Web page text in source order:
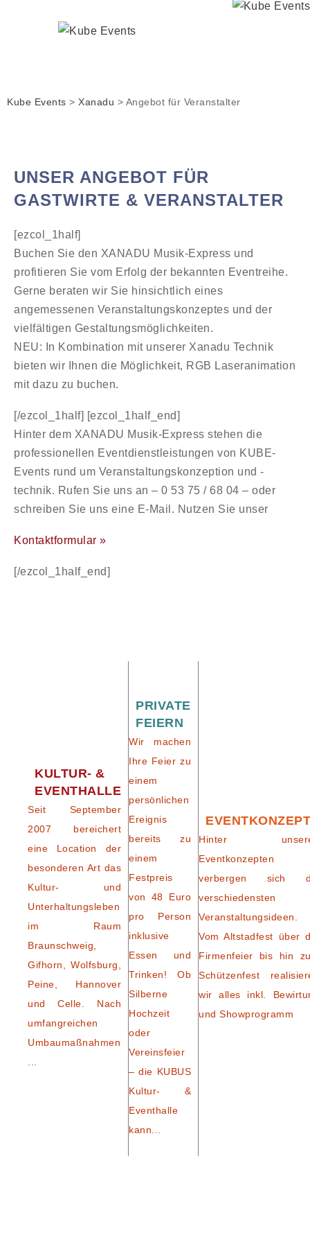
Kube Events > Xanadu > Angebot für Veranstalter
UNSER ANGEBOT FÜR
GASTWIRTE & VERANSTALTER
[ezcol_1half]
Buchen Sie den XANADU Musik-Express und
profitieren Sie vom Erfolg der bekannten Eventreihe.
Gerne beraten wir Sie hinsichtlich eines
angemessenen Veranstaltungskonzeptes und der
vielfältigen Gestaltungsmöglichkeiten.
NEU: In Kombination mit unserer Xanadu Technik
bieten wir Ihnen die Möglichkeit, RGB Laseranimation
mit dazu zu buchen.
[/ezcol_1half] [ezcol_1half_end]
Hinter dem XANADU Musik-Express stehen die
professionellen Eventdienstleistungen von KUBE-
Events rund um Veranstaltungskonzeption und -
technik. Rufen Sie uns an – 0 53 75 / 68 04 – oder
schreiben Sie uns eine E-Mail. Nutzen Sie unser
Kontaktformular »
[/ezcol_1half_end]
KULTUR- &
EVENTHALLE
Seit September
2007 bereichert
eine Location der
besonderen Art das
Kultur- und
Unterhaltungsleben
im Raum
Braunschweig,
Gifhorn, Wolfsburg,
Peine, Hannover
und Celle. Nach
umfangreichen
Umbaumaßnahmen
PRIVATE
FEIERN
Wir machen
Ihre Feier zu
einem
persönlichen
Ereignis
bereits zu
einem
Festpreis
von 48 Euro
pro Person
inklusive
Essen und
Trinken! Ob
Silberne
Hochzeit
oder
Vereinsfeier
– die KUBUS
Kultur- &
Eventhalle
kann...
Hinter
Eventkonzepten
verbergen sich
verschiedensten
Veranstaltungsideen.
Vom Altstadfest über
Firmenfeier bis hin
Schützenfest
wir alles inkl.
und Showprogramm